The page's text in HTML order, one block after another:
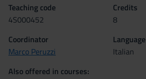
Teaching code
4S000452
Credits
8
Coordinator
Marco Peruzzi
Language
Italian
Also offered in courses: